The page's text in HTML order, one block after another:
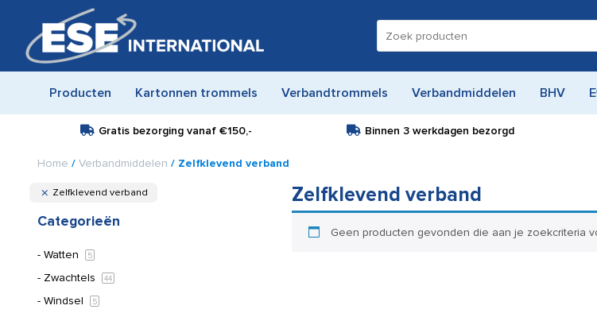
naar:
Producten Kartonnen trommels Verbandtrommels Verbandmiddelen BHV
Gratis bezorging vanaf€150,- Binnen 3 werkdagen bezorgd
Home / Verbandmiddelen / Zelfklevend verband
Zelfklevend verband
Categorieën
Watten 5
Zwachtels 44
Windsel 5
Zelfklevend verband
Geen producten gevonden die aan je zoekcriteria